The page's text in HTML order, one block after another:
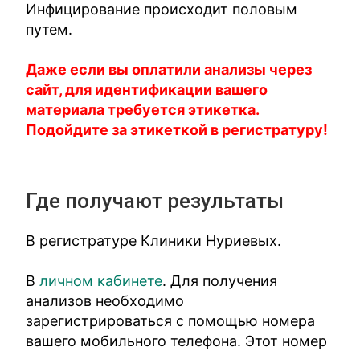
Инфицирование происходит половым
путем.
Даже если вы оплатили анализы через
сайт, для идентификации вашего
материала требуется этикетка.
Подойдите за этикеткой в регистратуру!
Где получают результаты
В регистратуре Клиники Нуриевых.
Вличном кабинете. Для получения
анализов необходимо
зарегистрироваться с помощью номера
вашего мобильного телефона. Этот номер